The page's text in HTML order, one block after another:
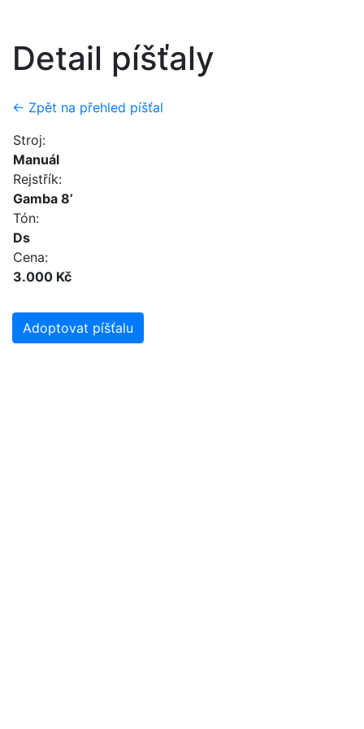
Detail píšťaly
← Zpět na přehled píšťal
Stroj:
Manuál
Rejstřík:
Gamba 8’
Tón:
Ds
Cena:
3.000 Kč
Adoptovat píšťalu